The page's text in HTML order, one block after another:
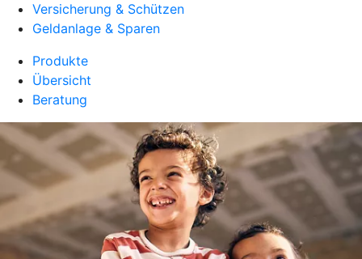
Versicherung & Schützen
Geldanlage & Sparen
Produkte
Übersicht
Beratung